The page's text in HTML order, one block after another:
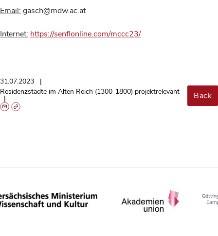
Email: gasch@mdw.ac.at
Internet: https://senflonline.com/mccc23/
31.07.2023
Residenzstädte im Alten Reich (1300-1800) projektrelevant
Back